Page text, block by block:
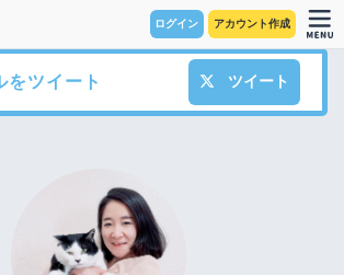
ログイン アカウント作成
をツイート ツイート